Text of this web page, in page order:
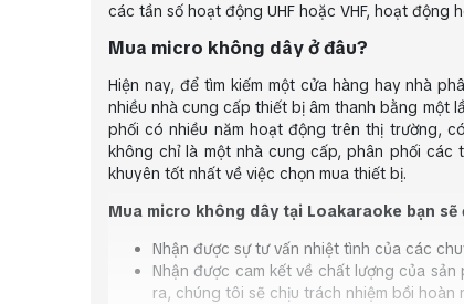
các tần số hoạt động UHF hoặc VHF, hoạt
Mua micro không dây ở đâu?
Hiện nay, để tìm kiếm một cửa hàng hay nhà
nhiều nhà cung cấp thiết bị âm thanh bằng một
phối có nhiều năm hoạt động trên thị trường,
không chỉ là một nhà cung cấp, phân phối
khuyên tốt nhất về việc chọn mua thiết bị.
Mua micro không dây tại Loakaraoke bạn sẽ
Nhận được sự tư vấn nhiệt tình của các
Nhận được cam kết về chất lượng của
ra, chúng tôi sẽ chịu trách nhiệm bồi